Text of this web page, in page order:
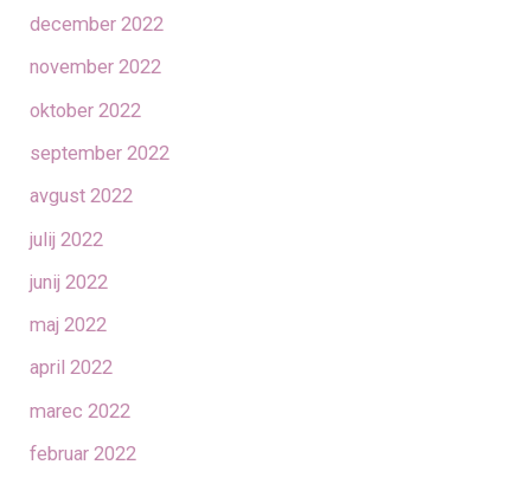
december 2022
november 2022
oktober 2022
september 2022
avgust 2022
julij 2022
junij 2022
maj 2022
april 2022
marec 2022
februar 2022